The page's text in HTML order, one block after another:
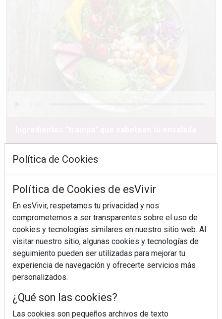
¿Sabes en qué consiste el síndrome metabólico?
Política de Cookies
Política de Cookies de esVivir
En esVivir, respetamos tu privacidad y nos
comprometemos a ser transparentes sobre el uso de
cookies y tecnologías similares en nuestro sitio web. Al
visitar nuestro sitio, algunas cookies y tecnologías de
seguimiento pueden ser utilizadas para mejorar tu
experiencia de navegación y ofrecerte servicios más
personalizados.
¿Qué son las cookies?
Las cookies son pequeños archivos de texto